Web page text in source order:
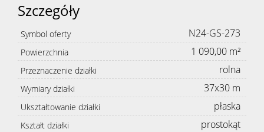
Szczegóły
Symbol oferty N24-GS-273
Powierzchnia 1 090,00 m²
Przeznaczenie działki rolna
Wymiary działki 37x30 m
Ukształtowanie działki płaska
Kształt działki prostokąt